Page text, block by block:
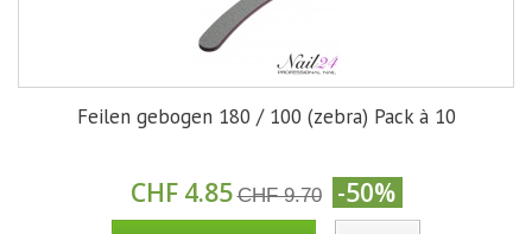
Feilen gebogen 180 / 100 (zebra) Pack à 10
CHF 4.85 CHF 9.70 -50%